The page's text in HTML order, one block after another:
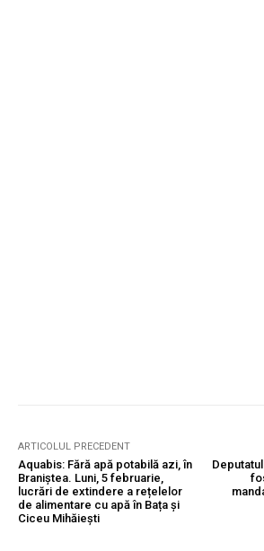
ARTICOLUL PRECEDENT
Aquabis: Fără apă potabilă azi, în
Braniștea. Luni, 5 februarie,
lucrări de extindere a rețelelor
de alimentare cu apă în Bața și
Ciceu Mihăiești